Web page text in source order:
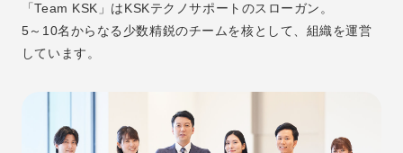
「Team KSK」はKSKテクノサポートのスローガン。
5～10名からなる少数精鋭のチームを核として、組織を運営
しています。